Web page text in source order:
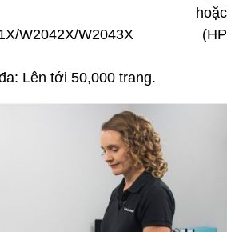
415A) hoặc
W2042X/W2043X (HP
Lên tới 50,000 trang.